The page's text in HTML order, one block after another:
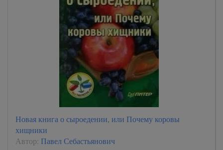
Новая книга о сыроедении, или Почему коровы
хищники
Автор: Павел Себастьянович